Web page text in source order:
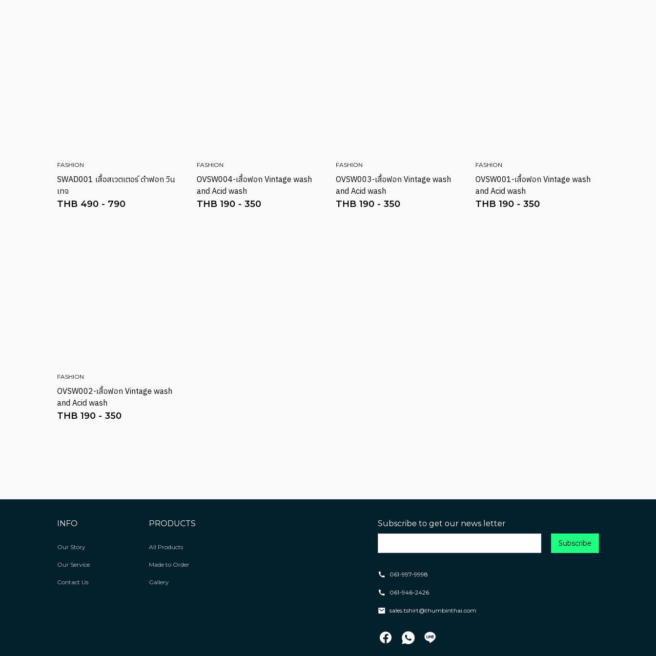
FASHION
SWAD001 เสื้อสเวตเตอร์ ดำฟอก วิน
เทจ
THB 490 - 790
FASHION
OVSW004-เสื้อฟอก Vintage wash
and Acid wash
THB 190 - 350
FASHION
OVSW003-เสื้อฟอก Vintage wash
and Acid wash
THB 190 - 350
FASHION
OVSW001-เสื้อฟอก Vintage wash
and Acid wash
THB 190 - 350
FASHION
OVSW002-เสื้อฟอก Vintage wash
and Acid wash
THB 190 - 350
INFO
Our Story
Our Service
Contact Us
PRODUCTS
All Products
Made to Order
Gallery
Subscribe to get our news letter
061-997-9998
061-946-2426
sales.tshirt@thumbinthai.com